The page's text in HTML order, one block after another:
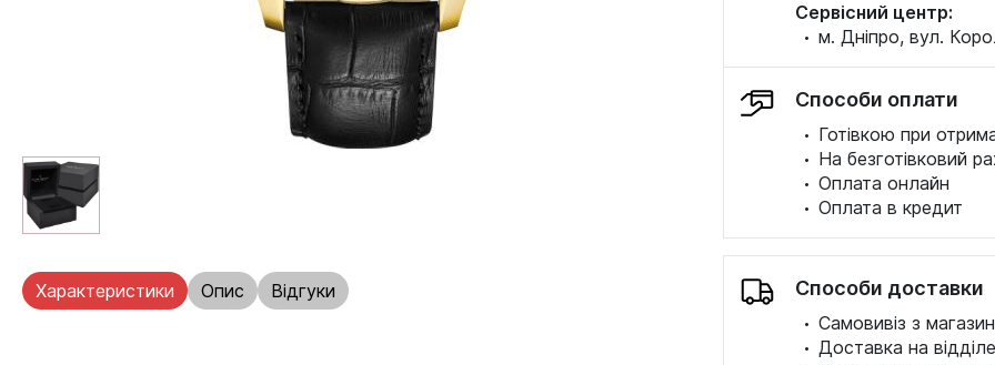
Характеристики Опис Відгуки
Сервісний центр:
·м. Дніпро, вул.
Способи оплати
· Готівкою при
· На безготівковий
·Оплата онлайн
·Оплата в кредит
Способи доставки
·Самовивіз з
·Доставка на